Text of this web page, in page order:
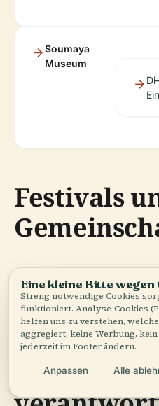
Soumaya
Museum
Festivals
Miguel Hidalgo
eine dynamische
Märkten bis zu
Praktiken
Eine kleine Bitte wegen
Streng notwendige Cookies
funktioniert. Analyse-Cookies
helfen uns zu verstehen,
aggregiert, keine Werbung,
jederzeit im Footer ändern.
Anpassen Alle